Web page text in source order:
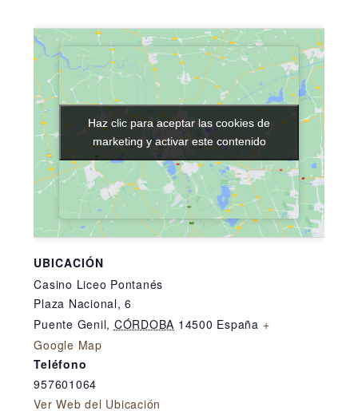
UBICACIÓN
Casino Liceo Pontanés
Plaza Nacional, 6
Puente Genil, CÓRDOBA 14500 España +
Google Map
Teléfono
957601064
Ver Web del Ubicación
Haz clic para aceptar las cookies de
marketing y activar este contenido
Haz clic para aceptar las cookies de
marketing y activar este contenido